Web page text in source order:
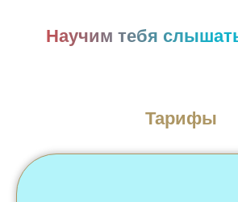
Научим тебя
Тарифы